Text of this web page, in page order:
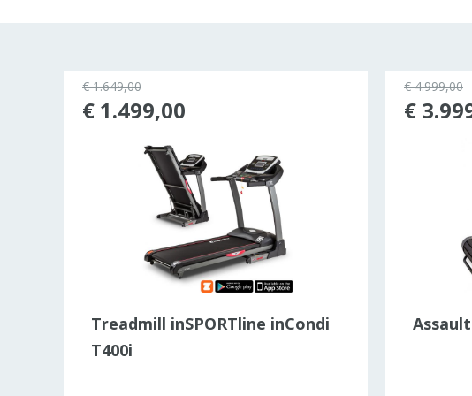
Treadmill inSPORTline inCondi
T400i
€ 1.649,00
€ 1.499,00
€ 4.999,00
€